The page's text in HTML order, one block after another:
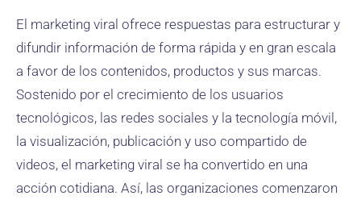
El marketing viral ofrece respuestas para estructurar y
difundir información de forma rápida y en gran escala
a favor de los contenidos, productos y sus marcas.
Sostenido por el crecimiento de los usuarios
tecnológicos, las redes sociales y la tecnología móvil,
la visualización, publicación y uso compartido de
videos, el marketing viral se ha convertido en una
acción cotidiana. Así, las organizaciones comenzaron